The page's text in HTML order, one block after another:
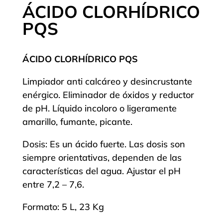
ÁCIDO CLORHÍDRICO
PQS
ÁCIDO CLORHÍDRICO PQS
Limpiador anti calcáreo y desincrustante
enérgico. Eliminador de óxidos y reductor
de pH. Líquido incoloro o ligeramente
amarillo, fumante, picante.
Dosis: Es un ácido fuerte. Las dosis son
siempre orientativas, dependen de las
características del agua. Ajustar el pH
entre 7,2 – 7,6.
Formato: 5 L, 23 Kg